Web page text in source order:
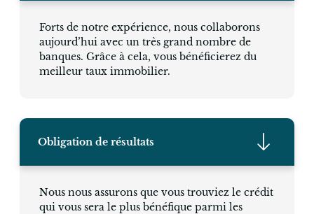
Forts de notre expérience, nous collaborons
aujourd’hui avec un très grand nombre de
banques. Grâce à cela, vous bénéficierez du
meilleur taux immobilier.
Obligation de résultats
Nous nous assurons que vous trouviez le crédit
qui vous sera le plus bénéfique parmi les